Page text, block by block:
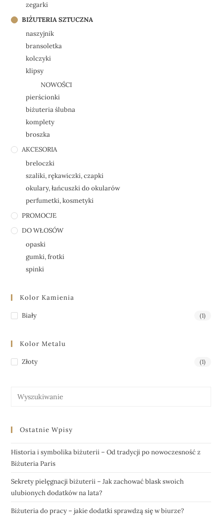
zegarki
BIŻUTERIA SZTUCZNA
naszyjnik
bransoletka
kolczyki
klipsy
NOWOŚCI
pierścionki
biżuteria ślubna
komplety
broszka
AKCESORIA
breloczki
szaliki, rękawiczki, czapki
okulary, łańcuszki do okularów
perfumetki, kosmetyki
PROMOCJE
DO WŁOSÓW
opaski
gumki, frotki
spinki
Kolor Kamienia
Biały (1)
Kolor Metalu
Złoty (1)
Ostatnie Wpisy
Historia i symbolika biżuterii – Od tradycji po nowoczesność z
Biżuteria Paris
Sekrety pielęgnacji biżuterii – Jak zachować blask swoich
ulubionych dodatków na lata?
Biżuteria do pracy – jakie dodatki sprawdzą się w biurze?